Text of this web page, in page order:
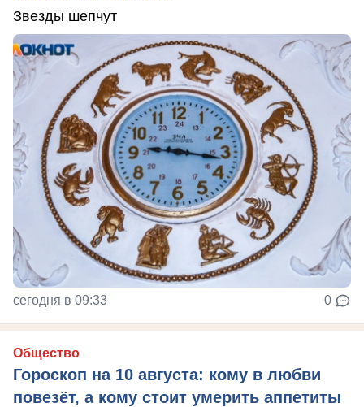
Звезды шепчут
сегодня в 09:33 0
Общество
Гороскоп на 10 августа: кому в любви
повезёт, а кому стоит умерить аппетиты